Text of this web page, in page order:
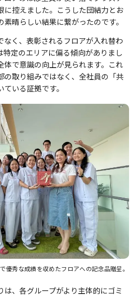
に控えました。こうした団結力とお
晴らしい結果に繋がったのです。
なく、表彰されるフロアが入れ替わ
特定のエリアに偏る傾向がありまし
体で意識の向上が見られます。これ
の取り組みではなく、全社員の「共
いる証拠です。
優秀な成績を収めたフロアへの記念品贈呈。
は、各グループがより主体的にゴミ